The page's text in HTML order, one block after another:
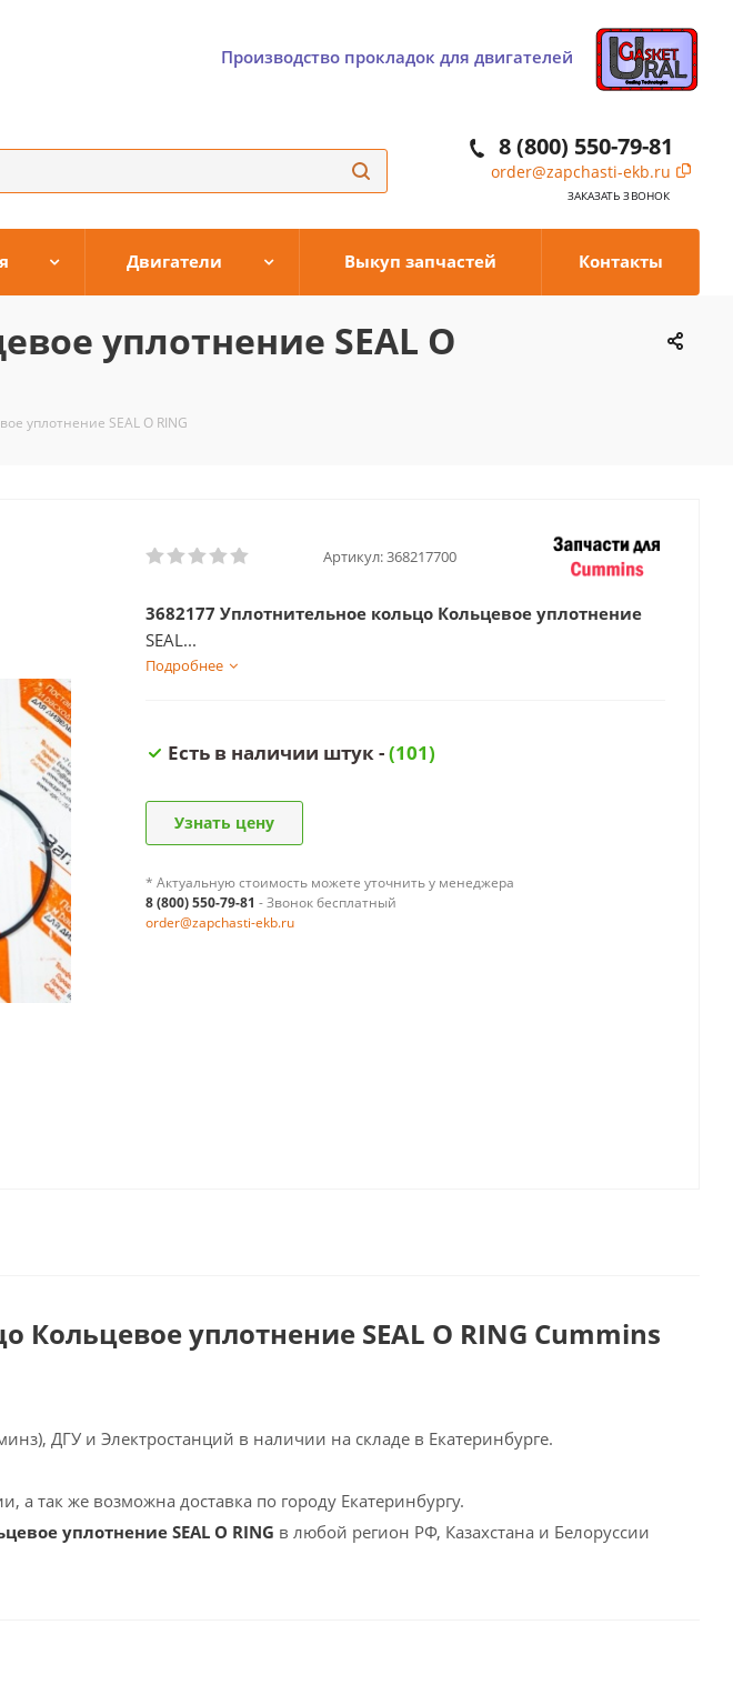
Производство прокладок для двигателей
8 (800) 550-79-81
order@zapchasti-ekb.ru
ЗАКАЗАТЬ ЗВОНОК
Двигатели Выкуп запчастей Контакты
уплотнение SEAL O
уплотнение SEAL O RING
Артикул:368217700
3682177 Уплотнительное кольцо Кольцевое уплотнение
SEAL...
Подробнее
Есть в наличии штук -(101)
Узнать цену
* Актуальную стоимость можете уточнить у менеджера
8 (800) 550-79-81 - Звонок бесплатный
order@zapchasti-ekb.ru
Кольцевое уплотнение SEAL O RING Cummins
ДГУ и Электростанций в наличии на складе в Екатеринбурге.
так же возможна доставка по городу Екатеринбургу.
уплотнение SEAL O RING в любой регион РФ, Казахстана и Белоруссии